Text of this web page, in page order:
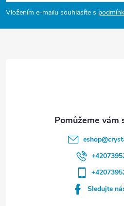
pVložením e-mailu souhlasíte s
eshop@
Sledujte